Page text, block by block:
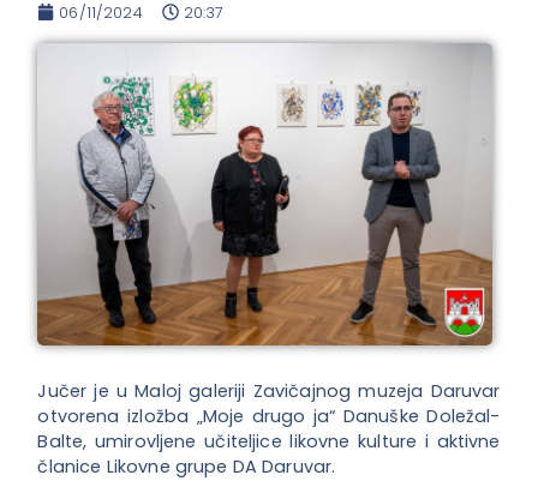
06/11/2024 20:37
Jučer je u Maloj galeriji Zavičajnog muzeja Daruvar
otvorena izložba „Moje drugo ja“ Danuške Doležal-
Balte, umirovljene učiteljice likovne kulture i aktivne
članice Likovne grupe DA Daruvar.